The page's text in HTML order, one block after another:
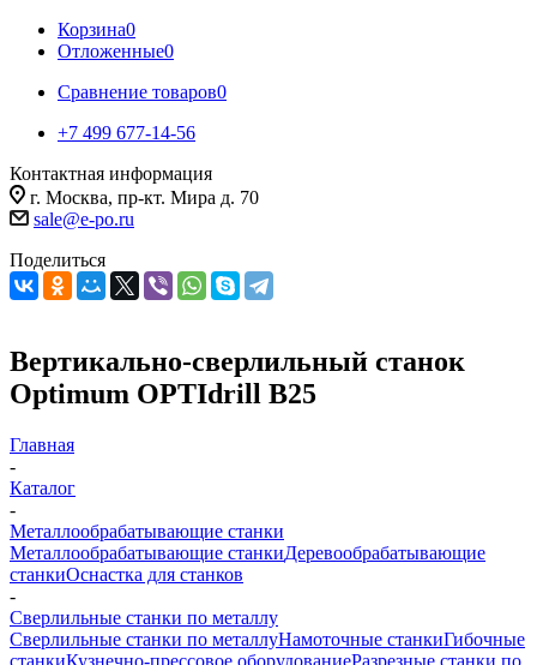
Корзина0
Отложенные0
Сравнение товаров0
+7 499 677-14-56
Контактная информация
г. Москва, пр-кт. Мира д. 70
sale@e-po.ru
Поделиться
Вертикально-сверлильный станок
Optimum OPTIdrill B25
Главная
-
Каталог
-
Металлообрабатывающие станки
Металлообрабатывающие станкиДеревообрабатывающие
станкиОснастка для станков
-
Сверлильные станки по металлу
Сверлильные станки по металлуНамоточные станкиГибочные
станкиКузнечно-прессовое оборудованиеРазрезные станки по